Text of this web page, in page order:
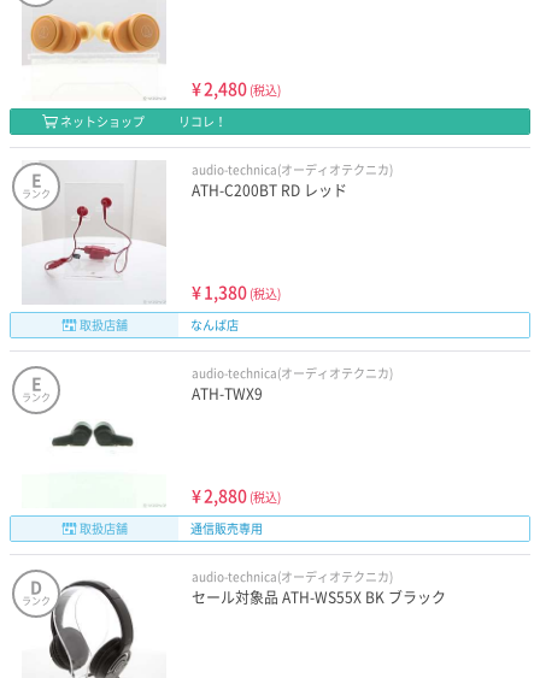
¥2,480 (税込)
ネットショップ
リコレ！
E
ランク
audio-technica(オーディオテクニカ)
ATH-C200BT RD レッド
¥1,380 (税込)
取扱店舗
なんば店
E
ランク
audio-technica(オーディオテクニカ)
ATH-TWX9
¥2,880 (税込)
取扱店舗
通信販売専用
D
ランク
audio-technica(オーディオテクニカ)
セール対象品 ATH-WS55X BK ブラック